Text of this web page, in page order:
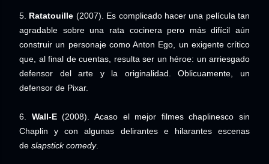
5. Ratatouille (2007). Es complicado hacer una película tan
agradable sobre una rata cocinera pero más difícil aún
construir un personaje como Anton Ego, un exigente crítico
que, al final de cuentas, resulta ser un héroe: un arriesgado
defensor del arte y la originalidad. Oblicuamente, un
defensor de Pixar.
6. Wall-E(2008). Acaso el mejor filmes chaplinesco sin
Chaplin y con algunas delirantes e hilarantes escenas
de slapstick comedy.